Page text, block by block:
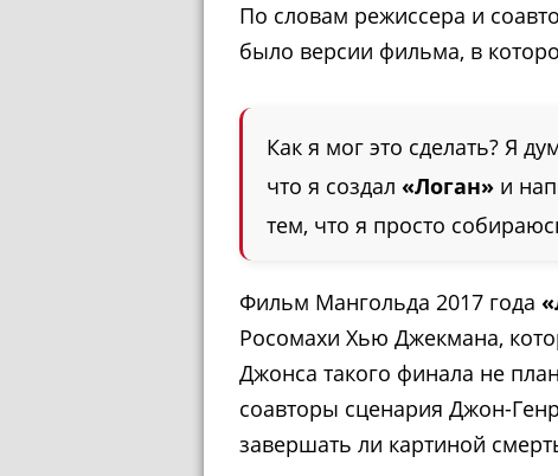
По словам режиссера и
было версии фильма, в
Как я мог это сделать? Я
что я создал «Логан» и
тем, что я просто
Фильм Мангольда 2017 года
Росомахи Хью Джекмана,
Джонса такого финала не
соавторы сценария Джон-
завершать ли картиной